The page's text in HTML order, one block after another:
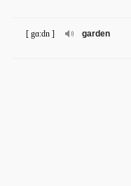
garden
[ gɑ:dn ]